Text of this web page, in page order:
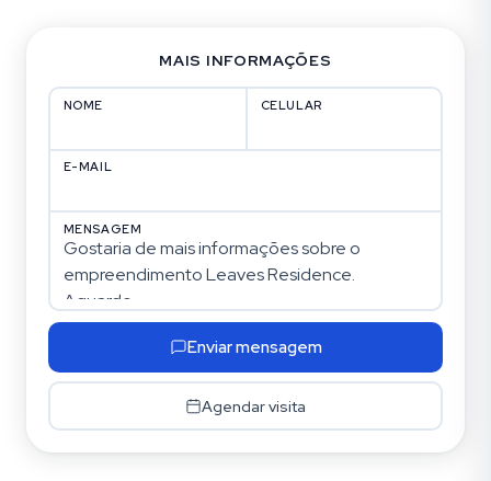
MAIS INFORMAÇÕES
NOME CELULAR
E-MAIL
MENSAGEM
Enviar mensagem
Agendar visita